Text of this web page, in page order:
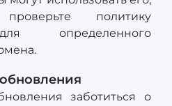
проверьте политику
определенного
заботиться о